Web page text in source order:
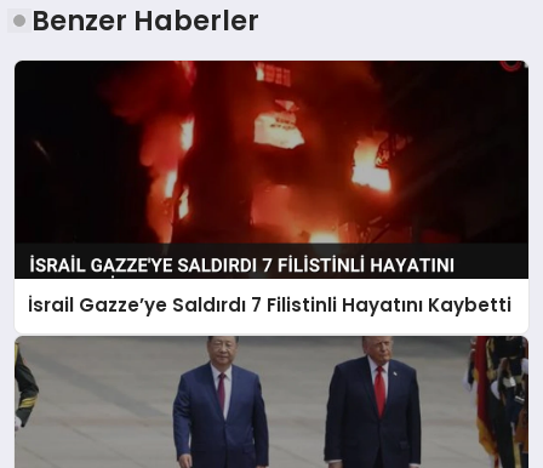
Benzer Haberler
İsrail Gazze’ye Saldırdı 7 Filistinli Hayatını Kaybetti